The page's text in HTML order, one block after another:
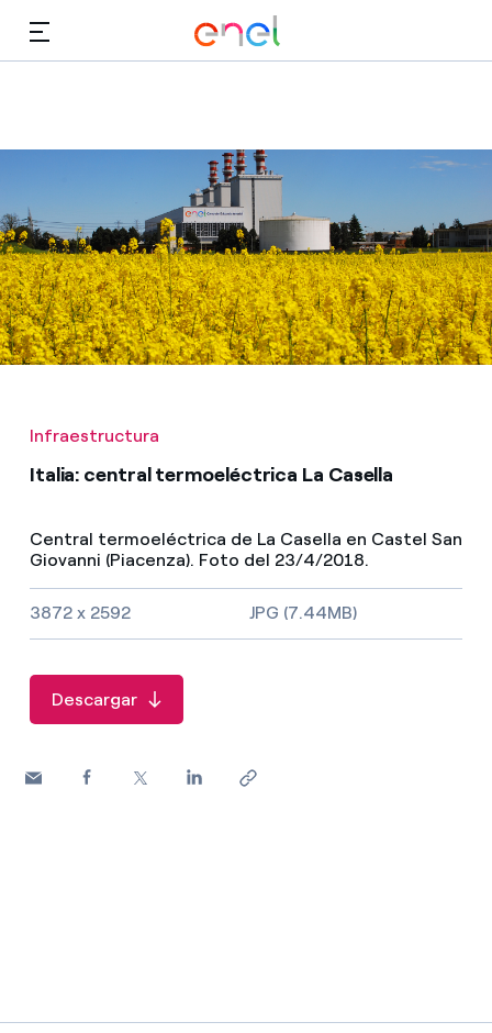
Inversores
Infraestructura
Italia: central termoeléctrica La Casella
Central termoeléctrica de La Casella en Castel San
Giovanni (Piacenza). Foto del 23/4/2018.
Tamaño de la imagen y tipo de fichero
3872 x 2592 JPG (7.44MB)
Descargar